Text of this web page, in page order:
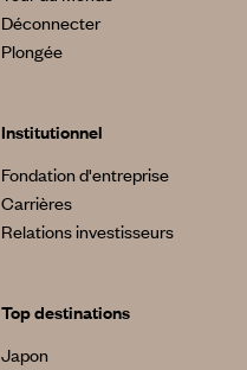
Déconnecter
Plongée
Institutionnel
Fondation d'entreprise
Carrières
Relations investisseurs
Top destinations
Japon